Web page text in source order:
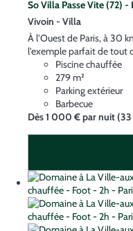
So Villa Passe Vite (72)
Vivoin - Villa
À l’Ouest de Paris, à 30
l'exemple parfait de tout
Piscine chauffée
279 m²
Parking extérieur
Barbecue
Dès1 000 €par nuit